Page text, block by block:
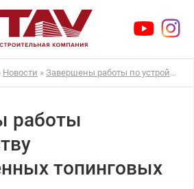
Новости » Завершены работы по устройству промышленных топинговых полов
работы
топинговых